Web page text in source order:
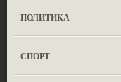
ПОЛИТИКА
СПОРТ